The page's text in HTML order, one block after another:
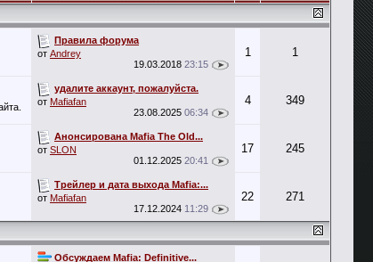
Правила форума
от Andrey
19.03.2018 23:15
1 1
удалите аккаунт, пожалуйста.
от Mafiafan
23.08.2025 06:34
4 349
Анонсирована Mafia The Old...
от SLON
01.12.2025 20:41
17 245
Трейлер и дата выхода Mafia:...
от Mafiafan
17.12.2024 11:29
22 271
Обсуждаем Mafia: Definitive...